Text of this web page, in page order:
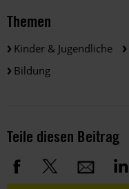
Themen
Kinder & Jugendliche
Bildung
Teile diesen Beitrag